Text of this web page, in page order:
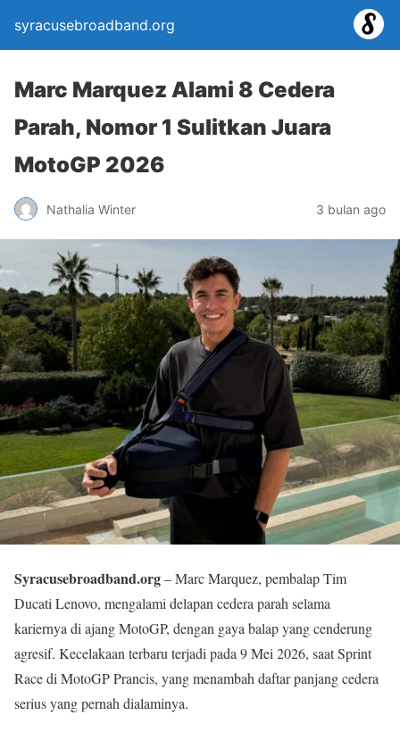
syracusebroadband.org
Marc Marquez Alami 8 Cedera
Parah, Nomor 1 Sulitkan Juara
MotoGP 2026
Nathalia Winter 3 bulan ago
Syracusebroadband.org– Marc Marquez, pembalap Tim
Ducati Lenovo, mengalami delapan cedera parah selama
kariernya di ajang MotoGP, dengan gaya balap yang cenderung
agresif. Kecelakaan terbaru terjadi pada 9 Mei 2026, saat Sprint
Race di MotoGP Prancis, yang menambah daftar panjang cedera
serius yang pernah dialaminya.